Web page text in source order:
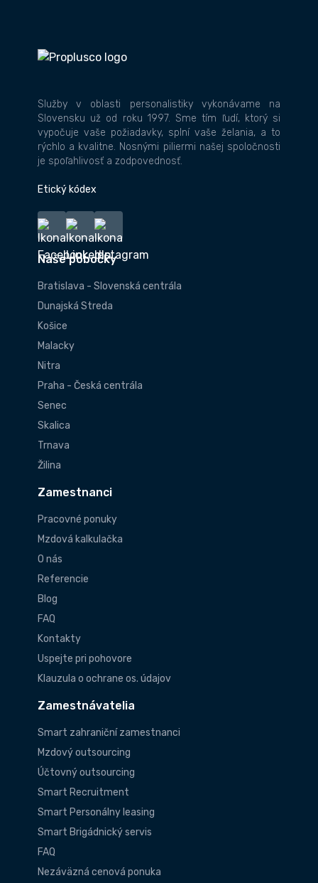
Služby v oblasti personalistiky vykonávame na
Slovensku už od roku 1997. Sme tím ľudí, ktorý si
vypočuje vaše požiadavky, splní vaše želania, a to
rýchlo a kvalitne. Nosnými piliermi našej spoločnosti
je spoľahlivosť a zodpovednosť.
Etický kódex
Naše pobočky
Bratislava - Slovenská centrála
Dunajská Streda
Košice
Malacky
Nitra
Praha - Česká centrála
Senec
Skalica
Trnava
Žilina
Zamestnanci
Pracovné ponuky
Mzdová kalkulačka
O nás
Referencie
Blog
FAQ
Kontakty
Uspejte pri pohovore
Klauzula o ochrane os. údajov
Zamestnávatelia
Smart zahraniční zamestnanci
Mzdový outsourcing
Účtovný outsourcing
Smart Recruitment
Smart Personálny leasing
Smart Brigádnický servis
FAQ
Nezáväzná cenová ponuka